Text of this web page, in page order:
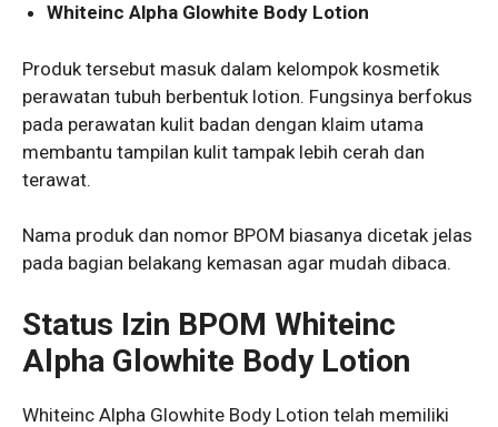
Whiteinc Alpha Glowhite Body Lotion
Produk tersebut masuk dalam kelompok kosmetik
perawatan tubuh berbentuk lotion. Fungsinya berfokus
pada perawatan kulit badan dengan klaim utama
membantu tampilan kulit tampak lebih cerah dan
terawat.
Nama produk dan nomor BPOM biasanya dicetak jelas
pada bagian belakang kemasan agar mudah dibaca.
Status Izin BPOM Whiteinc
Alpha Glowhite Body Lotion
Whiteinc Alpha Glowhite Body Lotion telah memiliki